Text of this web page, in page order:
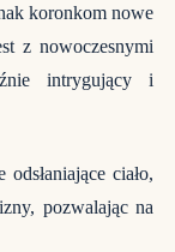
koronkom nowe
z nowoczesnymi
intrygujący i
ciało,
pozwalając na